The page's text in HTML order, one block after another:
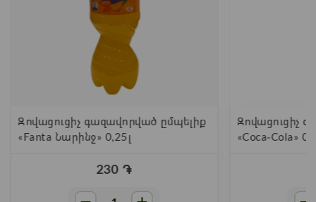
Զովացուցիչ գազավորված ըմպելիք
«Fanta Նարինջ» 0,25լ
230 ֏
Զովացուցիչ
«Coca-Cola»